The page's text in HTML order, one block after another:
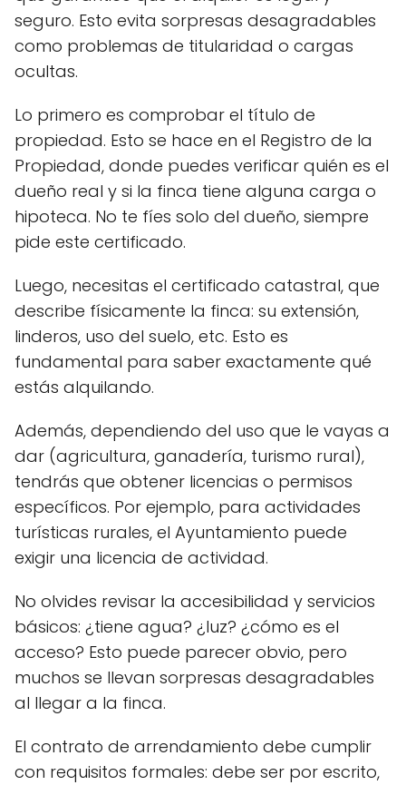
seguro. Esto evita sorpresas desagradables
como problemas de titularidad o cargas
ocultas.
Lo primero es comprobar el título de
propiedad. Esto se hace en el Registro de la
Propiedad, donde puedes verificar quién es el
dueño real y si la finca tiene alguna carga o
hipoteca. No te fíes solo del dueño, siempre
pide este certificado.
Luego, necesitas el certificado catastral, que
describe físicamente la finca: su extensión,
linderos, uso del suelo, etc. Esto es
fundamental para saber exactamente qué
estás alquilando.
Además, dependiendo del uso que le vayas a
dar (agricultura, ganadería, turismo rural),
tendrás que obtener licencias o permisos
específicos. Por ejemplo, para actividades
turísticas rurales, el Ayuntamiento puede
exigir una licencia de actividad.
No olvides revisar la accesibilidad y servicios
básicos: ¿tiene agua? ¿luz? ¿cómo es el
acceso? Esto puede parecer obvio, pero
muchos se llevan sorpresas desagradables
al llegar a la finca.
El contrato de arrendamiento debe cumplir
con requisitos formales: debe ser por escrito,